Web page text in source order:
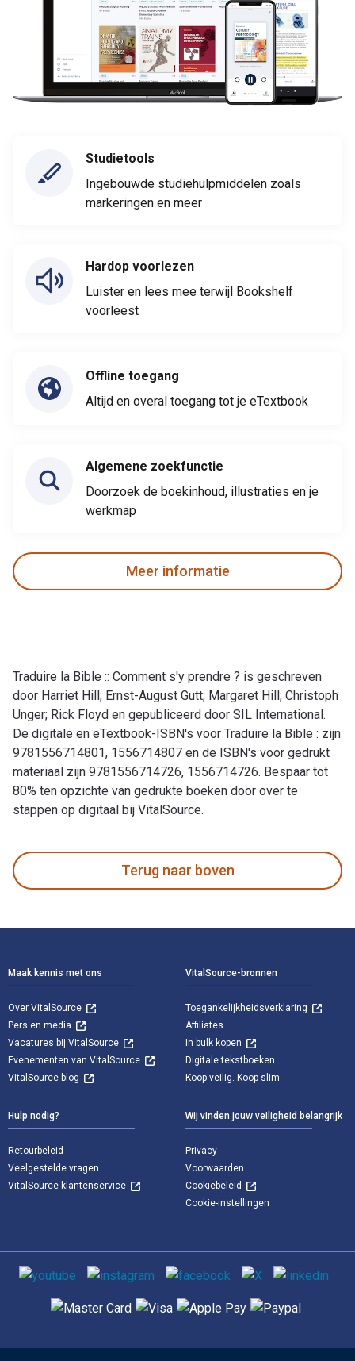
Studietools
Ingebouwde studiehulpmiddelen zoals
markeringen en meer
Hardop voorlezen
Luister en lees mee terwijl Bookshelf
voorleest
Offline toegang
Altijd en overal toegang tot je eTextbook
Algemene zoekfunctie
Doorzoek de boekinhoud, illustraties en je
werkmap
Meer informatie
Traduire la Bible :: Comment s'y prendre ? is geschreven
door Harriet Hill; Ernst-August Gutt; Margaret Hill; Christoph
Unger; Rick Floyd en gepubliceerd door SIL International.
De digitale en eTextbook-ISBN's voor Traduire la Bible : zijn
9781556714801, 1556714807 en de ISBN's voor gedrukt
materiaal zijn 9781556714726, 1556714726. Bespaar tot
80% ten opzichte van gedrukte boeken door over te
stappen op digitaal bij VitalSource.
Terug naar boven
Maak kennis met ons
Over VitalSource
Pers en media
Vacatures bij VitalSource
Evenementen van VitalSource
VitalSource-blog
VitalSource-bronnen
Toegankelijkheidsverklaring
Affiliates
In bulk kopen
Digitale tekstboeken
Koop veilig. Koop slim
Hulp nodig?
Retourbeleid
Veelgestelde vragen
VitalSource-klantenservice
Wij vinden jouw veiligheid belangrijk
Privacy
Voorwaarden
Cookiebeleid
Cookie-instellingen
Sociale media
Ondersteunde betaalmethoden